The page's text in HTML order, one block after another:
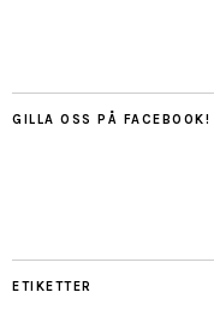
GILLA OSS PÅ FACEBOOK!
ETIKETTER